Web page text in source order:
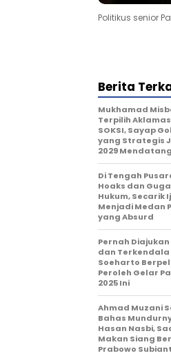
Politikus senior
Berita
Mukhamad
Terpilih
SOKSI, Sayap
yang Strategis
2029 Mendatang
Di Tengah
Hoaks dan
Hukum, Secarik
Menjadi Medan
yang Absurd
Pernah Diajukan
dan Terkendala
Soeharto
Peroleh Gelar
2025 Ini
Ahmad Muzani
Bahas
Hasan Nasbi,
Makan Siang
Prabowo